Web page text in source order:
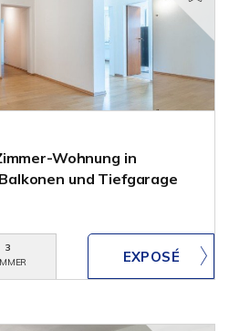
Wohnung in
und Tiefgarage
3